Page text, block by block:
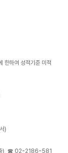
한하여 성적기준 미적
)
), ☎ 02-2186-581